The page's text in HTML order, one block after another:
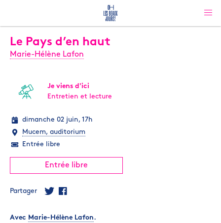
Le Pays d’en haut
Marie-Hélène Lafon
Je viens d'ici
Entretien et lecture
dimanche 02 juin, 17h
Mucem, auditorium
Entrée libre
Entrée libre
Partager
Avec Marie-Hélène Lafon.